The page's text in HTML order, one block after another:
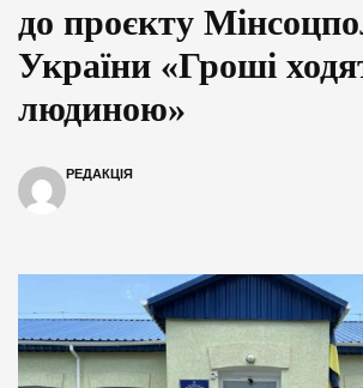
до проєкту
України «Гроші
людиною»
РЕДАКЦІЯ